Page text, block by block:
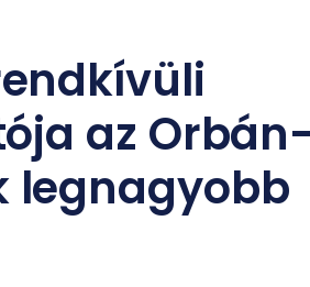
az Orbán-
legnagyobb